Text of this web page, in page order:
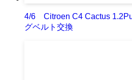
4/6 Citroen C4 Cactus
グベルト交換